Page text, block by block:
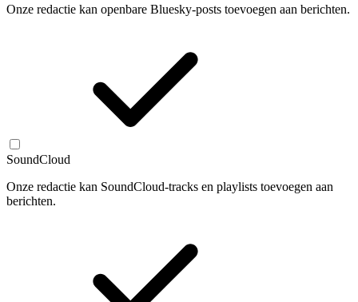
Onze redactie kan openbare Bluesky-posts toevoegen aan berichten.
SoundCloud
Onze redactie kan SoundCloud-tracks en playlists toevoegen aan
berichten.